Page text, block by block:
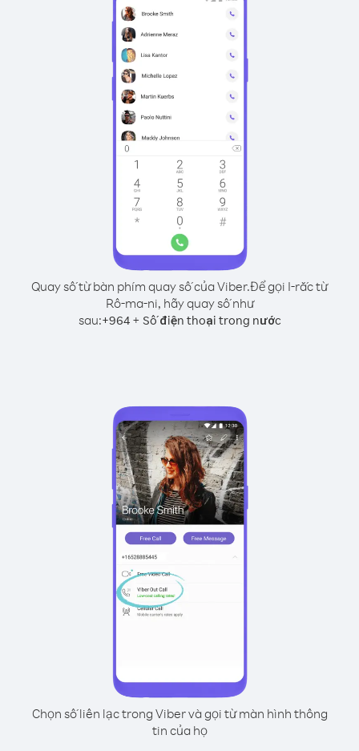
Quay số từ bàn phím quay số của Viber.Để gọi I-rắc từ
Rô-ma-ni, hãy quay số như
sau:+964+ Số điện thoại trong nước
Chọn số liên lạc trong Viber và gọi từ màn hình thông
tin của họ